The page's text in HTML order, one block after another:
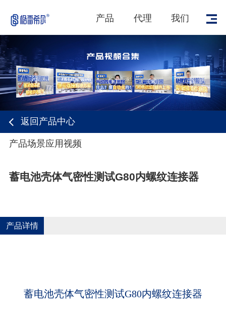
产品 代理 我们
返回产品中心
产品场景应用视频
蓄电池壳体气密性测试G80内螺纹连接器
产品详情
蓄电池壳体气密性测试G80内螺纹连接器